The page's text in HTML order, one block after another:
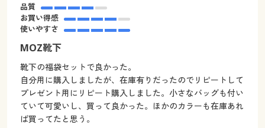
品質
お買い得感
使いやすさ
MOZ靴下
靴下の福袋セットで良かった。
自分用に購入しましたが、在庫有りだったのでリピートして
プレゼント用にリピート購入しました。小さなバッグも付い
ていて可愛いし、買って良かった。ほかのカラーも在庫あれ
ば買ってたと思う。